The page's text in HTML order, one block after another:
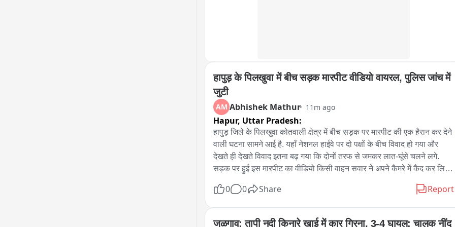
हापुड़ के पिलखुवा में बीच सड़क मारपीट वीडियो वायरल, पुलिस जांच में
जुटी
AM Abhishek Mathur 11m ago
Hapur, Uttar Pradesh:
हापुड़ जिले के पिलखुवा कोतवाली क्षेत्र में बीच सड़क पर मारपीट की एक हैरान कर देने
वाली घटना सामने आई है. यहाँ नेशनल हाईवे पर दो पक्षों के बीच विवाद हो गया और
देखते ही देखते विवाद इतना बढ़ गया कि दोनों तरफ से जमकर लात-घूंसे चलने लगे.
सड़क पर हुई इस मारपीट का वीडियो किसी वाहन सवार ने अपने कैमरे में कैद कर लिया.
सकता है कि कई युवक आपस में बेहरमी से मारपीट कर रहे हैं. बीच सड़क पर हुई इस
की सूचना पुलिस को दी. सूचना मिलते ही पिलखुवा पुलिस मौके पर पहुंची और जांच शुरू
0 0 Share Report
जळगाव: तापी नदी किनारे खाई में कार गिरना, 3-4 घायल; चालक नींद